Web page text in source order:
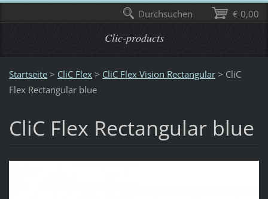
Clic-products
Startseite > CliC Flex > CliC Flex Vision Rectangular > CliC
Flex Rectangular blue
CliC Flex Rectangular blue
€ 0,00
Durchsuchen